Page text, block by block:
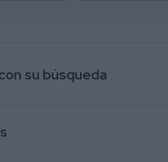
su búsqueda